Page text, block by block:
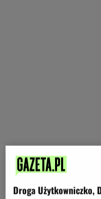
Wydaje się, że nie ma
Tymczasem od tego,
Droga Użytkowniczko,